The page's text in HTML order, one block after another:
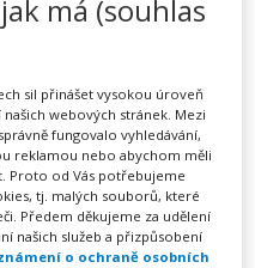
má (souhlas
sil přinášet vysokou úroveň
webových stránek. Mezi
fungovalo vyhledávání,
reklamou nebo abychom měli
Proto od Vás potřebujeme
tj. malých souborů, které
Předem děkujeme za udělení
našich služeb a přizpůsobení
o ochraně osobních